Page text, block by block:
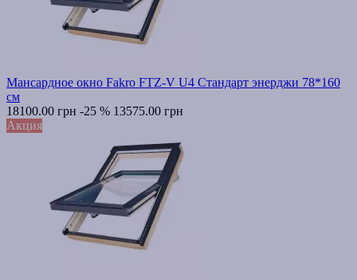
Мансардное окно Fakro FTZ-V U4 Стандарт энерджи 78*160
см
18100.00 грн -25 % 13575.00 грн
Акция